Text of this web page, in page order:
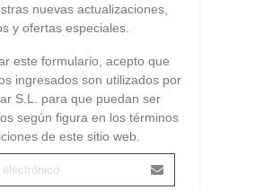
nuevas actualizaciones,
y ofertas especiales.
este formulario, acepto que
ingresados son utilizados por
S.L. para que puedan ser
según figura en los términos
de este sitio web.